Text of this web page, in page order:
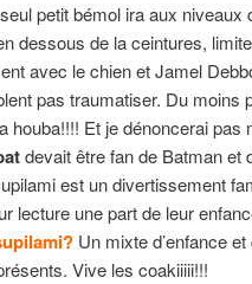
petit bémol ira aux niveaux
dessous de la ceintures,
avec le chien et Jamel
pas traumatiser. Du moins
houba!!!! Et je dénoncerai pas
devait être fan de Batman et
est un divertissement
lecture une part de leur
Un mixte d’enfance
Vive les coakiiiii!!!